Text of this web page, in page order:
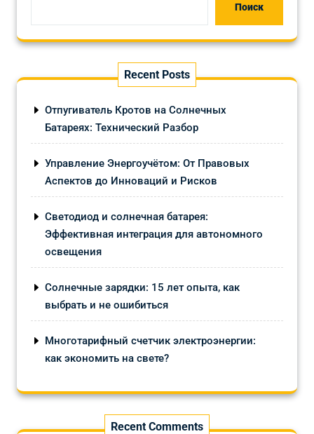
Поиск
Recent Posts
Отпугиватель Кротов на Солнечных
Батареях: Технический Разбор
Управление Энергоучётом: От Правовых
Аспектов до Инноваций и Рисков
Светодиод и солнечная батарея:
Эффективная интеграция для автономного
освещения
Солнечные зарядки: 15 лет опыта, как
выбрать и не ошибиться
Многотарифный счетчик электроэнергии:
как экономить на свете?
Recent Comments